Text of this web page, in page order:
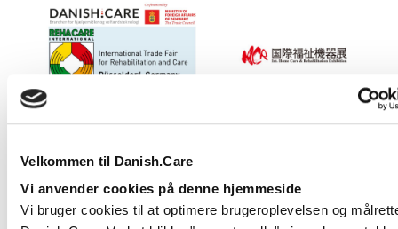
Velkommen til Danish.Care
Vi anvender cookies på denne hjemmeside
Vi bruger cookies til at optimere brugeroplevelsen og
Eksport 2026: Kom med Danish.Care på
H.C.R. i Japan
Kom med på nogle af de største eksportfremstød
inden for hjælpemidler og velfærdsteknologi i 2026.